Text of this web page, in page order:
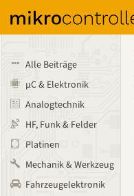
Alle Beiträge
µC & Elektronik
Analogtechnik
HF, Funk & Felder
Platinen
Mechanik & Werkzeug
Fahrzeugelektronik